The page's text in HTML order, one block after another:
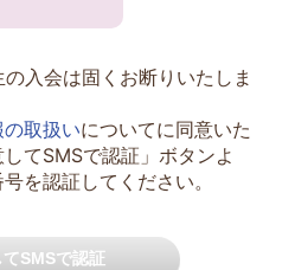
入会は固くお断りいたしま
取扱いについてに同意いた
てSMSで認証」ボタンよ
を認証してください。
てSMSで認証